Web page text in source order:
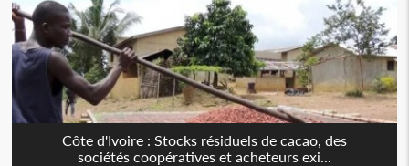
Côte d'Ivoire : Stocks résiduels de cacao, des
sociétés coopératives et acheteurs exi...